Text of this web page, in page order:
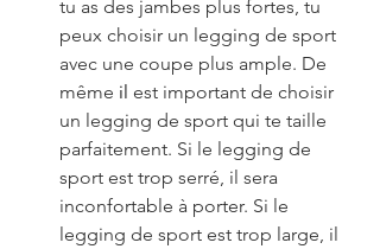
tu as des jambes plus fortes, tu
peux choisir un legging de sport
avec une coupe plus ample. De
même il est important de choisir
un legging de sport qui te taille
parfaitement. Si le legging de
sport est trop serré, il sera
inconfortable à porter. Si le
legging de sport est trop large, il